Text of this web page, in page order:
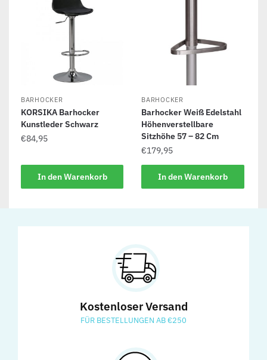
BARHOCKER
KORSIKA Barhocker
Kunstleder Schwarz
€84,95
In den Warenkorb
BARHOCKER
Barhocker Weiß Edelstahl
Höhenverstellbare
Sitzhöhe 57 – 82 Cm
€179,95
In den Warenkorb
Kostenloser Versand
FÜR BESTELLUNGEN AB €250